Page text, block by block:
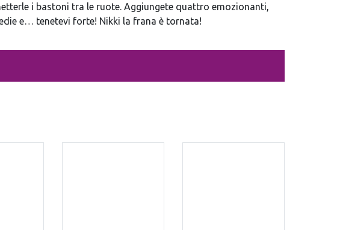
i bastoni tra le ruote. Aggiungete quattro emozionanti,
e… tenetevi forte! Nikki la frana è tornata!